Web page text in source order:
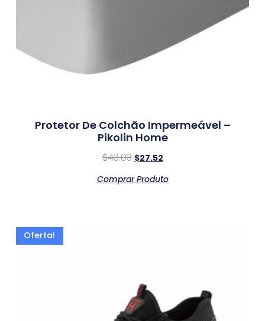
Protetor De Colchão Impermeável –
Pikolin Home
$43.03 $27.52
Comprar Produto
Oferta!